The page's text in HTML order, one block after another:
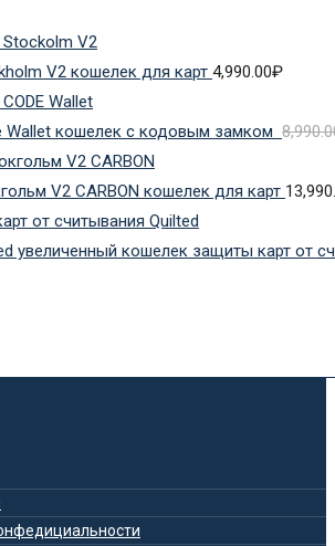
V2 кошелек для карт 4,990.00₽
Wallet кошелек с кодовым замком
V2 CARBON кошелек для карт
увеличенный кошелек защиты карт от